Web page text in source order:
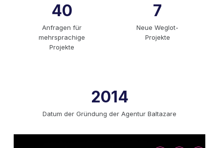
40
Anfragen für
mehrsprachige
Projekte
7
Neue Weglot-
Projekte
2014
Datum der Gründung der Agentur Baltazare